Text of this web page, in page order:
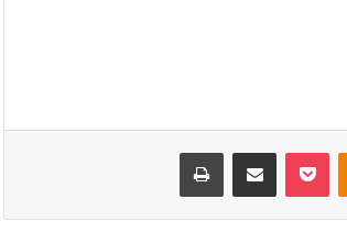
Odnoklassniki
‫Pocket مشاركة عبر البريد طباعة